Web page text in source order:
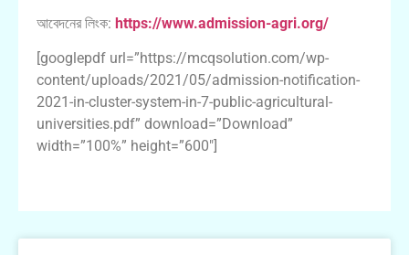
আবেদনের লিংক: https://www.admission-agri.org/
[googlepdf url=”https://mcqsolution.com/wp-
content/uploads/2021/05/admission-notification-
2021-in-cluster-system-in-7-public-agricultural-
universities.pdf” download=”Download”
width=”100%” height=”600″]